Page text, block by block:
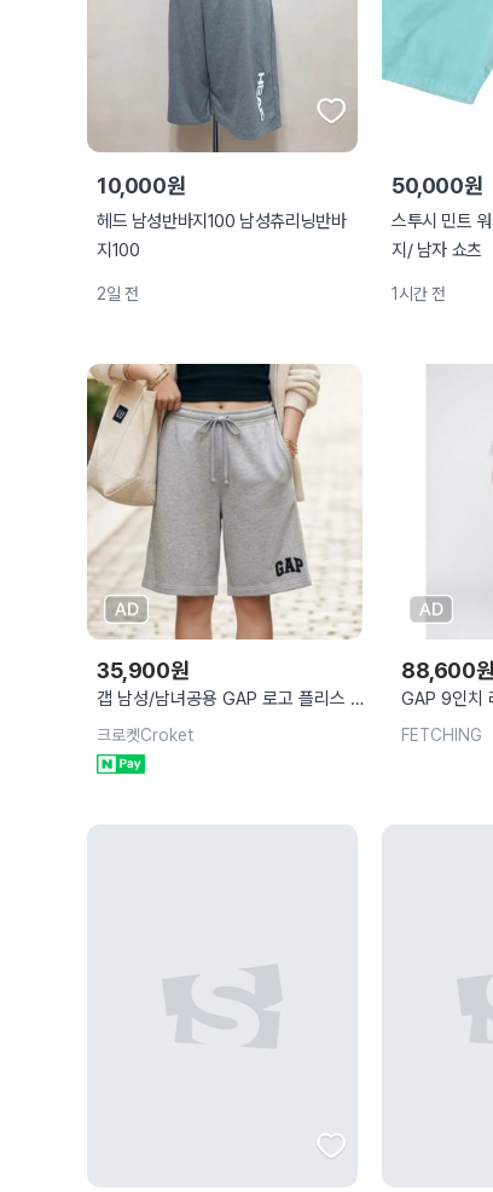
10,000원
헤드 남성반바지100 남성츄리닝반바
지100
2일 전
50,000원
스투시 민트
지/ 남자 쇼츠
1시간 전
35,900원
갭 남성/남녀공용 GAP 로고 플리스 쇼
츠 반바지 한정 특가
크로켓Croket
88,600원
GAP 9인치
726474
FETCHING